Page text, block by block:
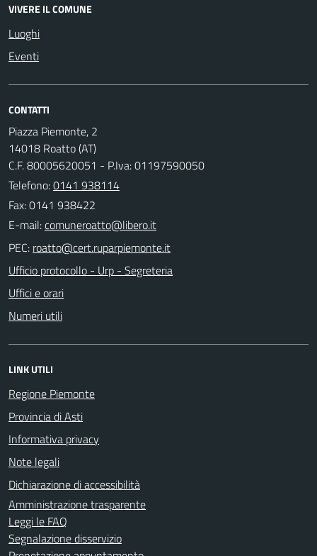
VIVERE IL COMUNE
Luoghi
Eventi
CONTATTI
Piazza Piemonte, 2
14018 Roatto (AT)
C.F. 80005620051 - P.Iva: 01197590050
Telefono:0141 938114
Fax: 0141 938422
E-mail:
PEC:
Ufficio protocollo - Urp - Segreteria
Uffici e orari
Numeri utili
LINK UTILI
Regione Piemonte
Provincia di Asti
Informativa privacy
Note legali
Dichiarazione di accessibilità
Amministrazione trasparente
Leggi le FAQ
Segnalazione disservizio